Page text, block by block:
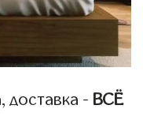
доставка - ВСЁ